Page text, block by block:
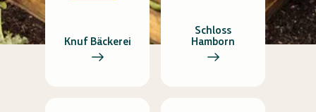
Knuf Bäckerei
Schloss
Hamborn